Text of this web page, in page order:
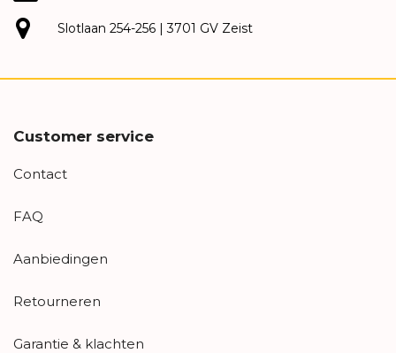
Slotlaan 254-256 | 3701 GV Zeist
Customer service
Contact
FAQ
Aanbiedingen
Retourneren
Garantie & klachten